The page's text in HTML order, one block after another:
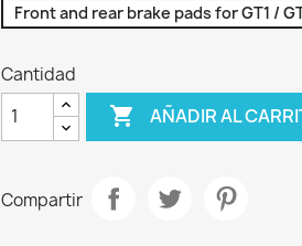
Front and rear brake pads for GT1 /
Cantidad
 AÑADIR AL
Compartir